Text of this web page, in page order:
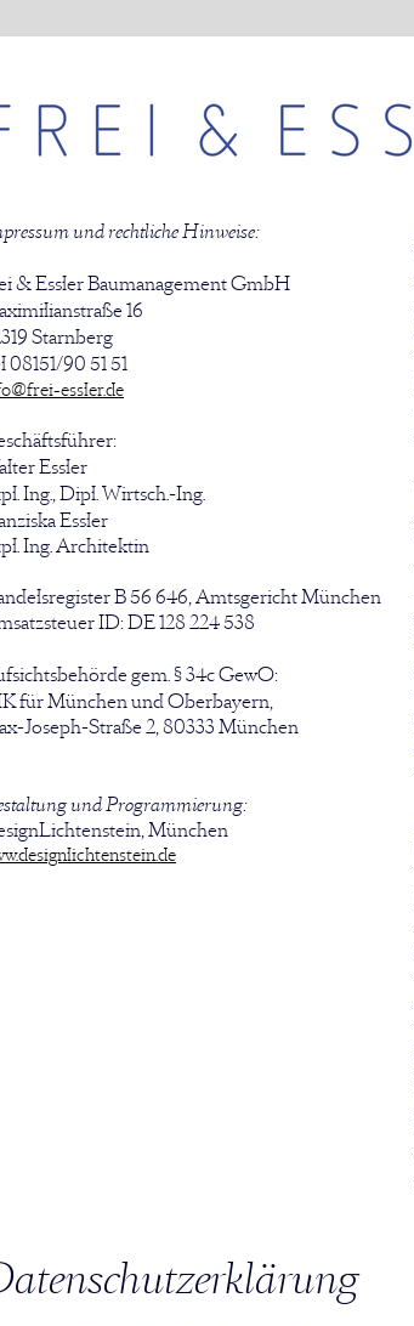
und rechtliche Hinweise:
& Essler Baumanagement GmbH
16
Starnberg
08151/90 51 51
essler.de
Essler
Ing., Dipl. Wirtsch.-Ing.
Essler
Ing. Architektin
B 56 646, Amtsgericht München
ID: DE 128 224 538
gem. § 34c GewO:
für München und Oberbayern,
Joseph-Straße 2, 80333 München
und Programmierung:
München